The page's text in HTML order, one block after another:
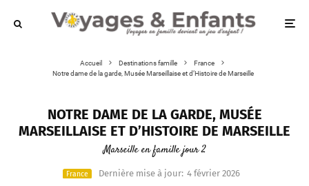
Accueil Destinations famille
France
Notre dame de la garde, Musée Marseillaise et d’Histoire de Marseille
NOTRE DAME DE LA GARDE, MUSÉE
MARSEILLAISE ET D’HISTOIRE DE MARSEILLE
Marseille en famille jour 2
France Dernière mise à jour: 4 février 2026